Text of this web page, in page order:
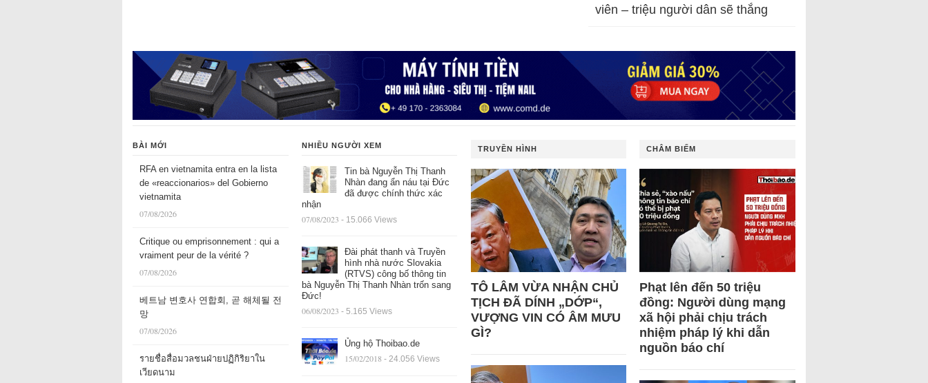
viên – triệu người dân sẽ thắng
BÀI MỚI
RFA en vietnamita entra en la lista
de «reaccionarios» del Gobierno
vietnamita
07/08/2026
Critique ou emprisonnement : qui a
vraiment peur de la vérité ?
07/08/2026
베트남 변호사 연합회, 곧 해체될 전
망
07/08/2026
รายชื่อสื่อมวลชนฝ่ายปฏิกิริยาใน
เวียดนาม
NHIỀU NGƯỜI XEM
Tin bà Nguyễn Thị Thanh
Nhàn đang ẩn náu tại Đức
đã được chính thức xác
nhận
07/08/2023 - 15.066 Views
Đài phát thanh và Truyền
hình nhà nước Slovakia
(RTVS) công bố thông tin
bà Nguyễn Thị Thanh Nhàn trốn sang
Đức!
06/08/2023 - 5.165 Views
Ủng hộ Thoibao.de
15/02/2018 - 24.056 Views
TRUYỀN HÌNH
TÔ LÂM VỪA NHẬN CHỦ
TỊCH ĐÃ DÍNH „DỚP“,
VƯỢNG VIN CÓ ÂM MƯU
GÌ?
CHÂM BIẾM
Phạt lên đến 50 triệu
đồng: Người dùng mạng
xã hội phải chịu trách
nhiệm pháp lý khi dẫn
nguồn báo chí